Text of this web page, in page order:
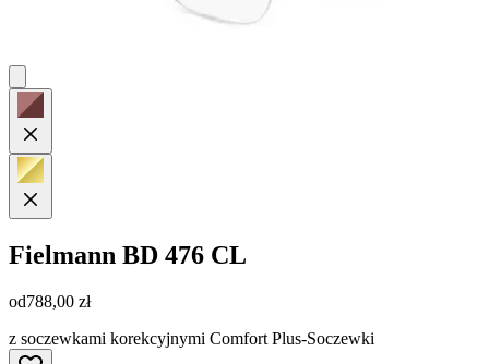
Fielmann BD 476 CL
od788,00 zł
z soczewkami korekcyjnymi Comfort Plus-Soczewki